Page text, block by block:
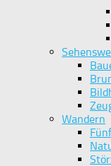
Wandern